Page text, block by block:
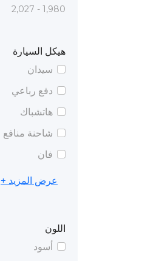
1,980 - 2,027
هيكل السيارة
سيدان
دفع رباعي
هاتشباك
شاحنة منافع
فان
عرض المزيد +
اللون
أسود